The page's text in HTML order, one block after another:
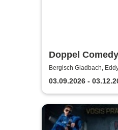
Doppel
Bergisch Gladbach,
03.09.2026 -